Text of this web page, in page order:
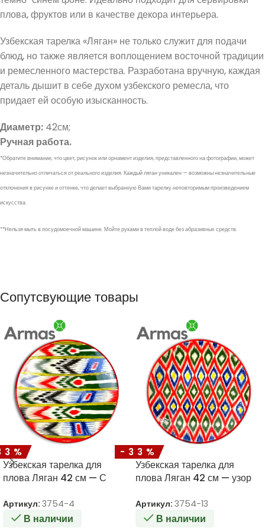
плова, фруктов или в качестве декора интерьера.
Узбекская тарелка «Ляган» не только служит для подачи
блюд, но также является воплощением восточной традиции
и ремесленного мастерства. Разработана вручную, каждая
деталь дышит в себе духом узбекского ремесла, что
придает ей особую изысканность.
Диаметр: 42см;
Ручная работа.
*Обратите внимание, что цвет, рисунок или орнамент изделия, представленного на фотографии, может
незначительно отличаться от реального изделия. Каждый ляган уникален — возможны незначительные
отклонения в рисунке и оттенке, что делает выбранную Вами тарелку неповторимым произведением
искусства.
**Нельзя мыть в посудомоечной машине. Мойте руками в теплой воде без абразивных средств.
Сопутсвующие товары
Узбекская тарелка для
плова Ляган 42 см — С
Артикул: 3754-4
В наличии
-33%
Узбекская тарелка для
плова Ляган 42 см — узор
Артикул: 3754-13
В наличии